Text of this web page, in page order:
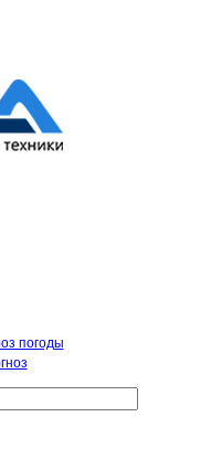
погоды